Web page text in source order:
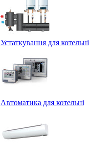
Устаткування для котельні
Автоматика для котельні